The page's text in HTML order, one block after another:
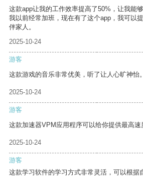
这款app让我的工作效率提高了50%，让我能
我以前经常加班，现在有了这个app，我可以
伴家人。
2025-10-24
游客
这款游戏的音乐非常优美，听了让人心旷神怡。
2025-10-24
游客
这款加速器VPM应用程序可以给你提供最高速
2025-10-24
游客
这款学习软件的学习方式非常灵活，可以根据